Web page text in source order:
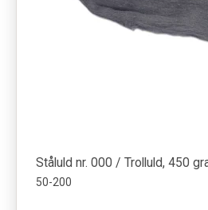
Ståluld nr. 000 / Trolluld, 450
50-200